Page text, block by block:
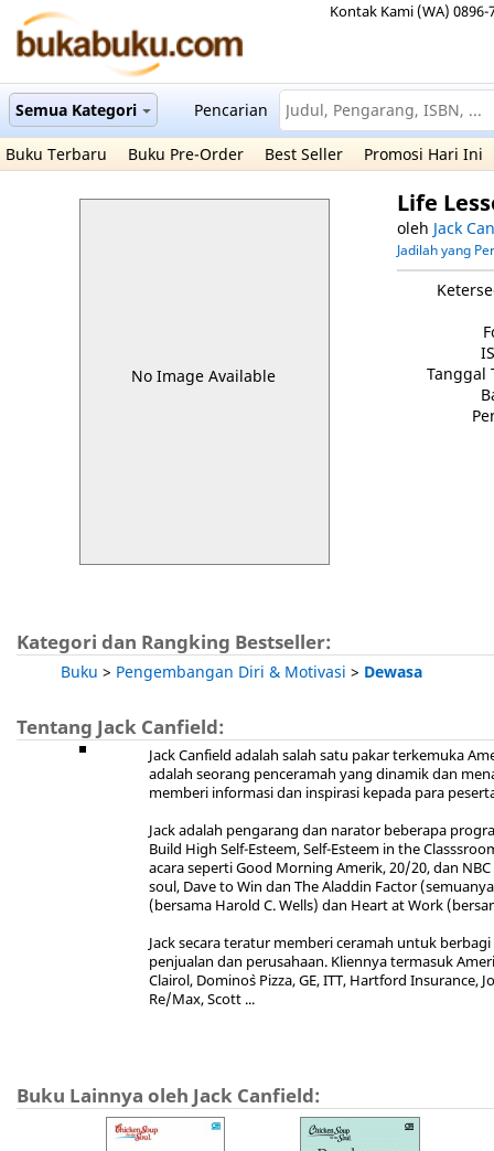
Kontak Kami (WA) 0896-
Semua Kategori Pencarian
Buku Terbaru Buku Pre-Order Best Seller Promosi Hari Ini
No Image Available
Life
oleh Jack
Jadilah yang
Tanggal
Kategori dan Rangking Bestseller:
Buku > Pengembangan Diri & Motivasi > Dewasa
Tentang Jack Canfield:
Jack Canfield adalah salah satu pakar terkemuka
adalah seorang penceramah yang dinamik dan
memberi informasi dan inspirasi kepada para
Jack adalah pengarang dan narator beberapa
Build High Self-Esteem, Self-Esteem in the
acara seperti Good Morning Amerik, 20/20, dan
soul, Dave to Win dan The Aladdin Factor
(bersama Harold C. Wells) dan Heart at Work
Jack secara teratur memberi ceramah untuk
penjualan dan perusahaan. Kliennya termasuk
Clairol, Domino`s Pizza, GE, ITT, Hartford
Re/Max, Scott ...
Buku Lainnya oleh Jack Canfield: